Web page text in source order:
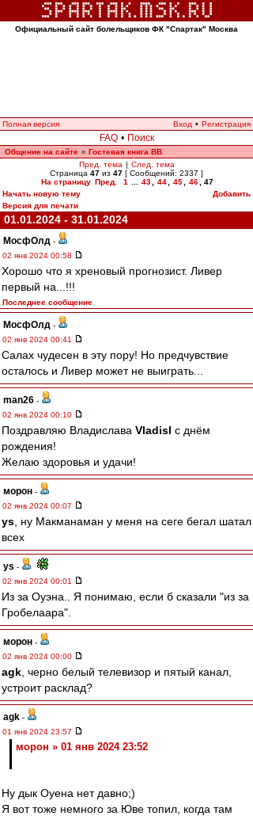
Официальный сайт болельщиков ФК "Спартак" Москва
Полная версия Вход • Регистрация
FAQ • Поиск
Общение на сайте » Гостевая книга ВВ
Пред. тема | След. тема
Страница 47 из 47 [ Сообщений: 2337 ]
На страницу Пред. 1 43 44 45 46
47
Начать новую тему
Добавить
Версия для печати
01.01.2024 - 31.01.2024
МосфОлд -
02 янв 2024 00:58
Хорошо что я хреновый прогнозист. Ливер
первый на...!!!
Последнее сообщение
МосфОлд -
02 янв 2024 00:41
Салах чудесен в эту пору! Но предчувствие
осталось и Ливер может не выиграть...
man26 -
02 янв 2024 00:10
Поздравляю Владислава Vladisl с днём
рождения!
Желаю здоровья и удачи!
морон -
02 янв 2024 00:07
ys , ну Макманаман у меня на сеге бегал шатал
всех
ys -
02 янв 2024 00:01
Из за Оуэна.. Я понимаю, если б сказали "из за
Гробелаара".
морон -
02 янв 2024 00:00
agk , черно белый телевизор и пятый канал,
устроит расклад?
agk -
01 янв 2024 23:57
морон » 01 янв 2024 23:52
Ну дык Оуена нет давно;)
Я вот тоже немного за Юве топил, когда там